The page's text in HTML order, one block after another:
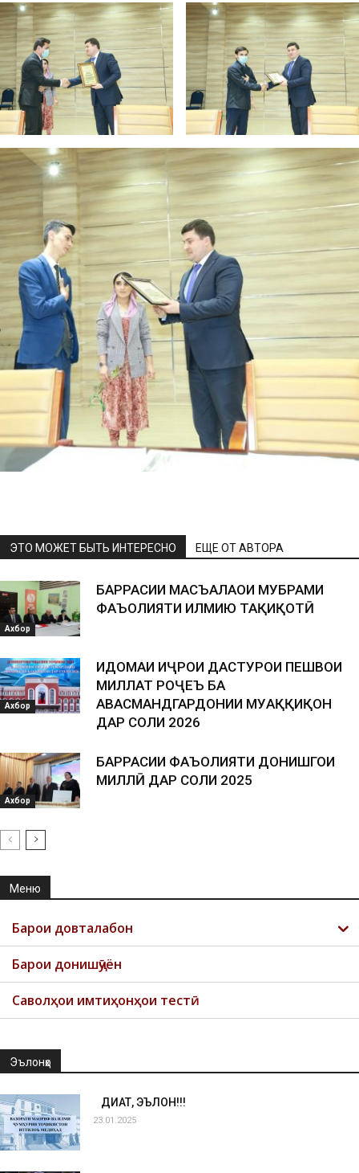
ЭТО МОЖЕТ БЫТЬ ИНТЕРЕСНО ЕЩЕ ОТ АВТОРА
Ахбор
БАРРАСИИ МАСЪАЛАҲОИ МУБРАМИ
ФАЪОЛИЯТИ ИЛМИЮ ТАҲҚИҚОТӢ
Ахбор
ИДОМАИ ИҶРОИ ДАСТУРҲОИ ПЕШВОИ
МИЛЛАТ РОҶЕЪ БА
ҲАВАСМАНДГАРДОНИИ МУҲАҚҚИҚОН
ДАР СОЛИ 2026
Ахбор
БАРРАСИИ ФАЪОЛИЯТИ ДОНИШГОҲИ
МИЛЛӢ ДАР СОЛИ 2025
Меню
Барои довталабон
Барои донишҷӯён
Саволҳои имтиҳонҳои тестӣ
Эълонҳо
ДИҚҚАТ, ЭЪЛОН!!!
23.01.2025